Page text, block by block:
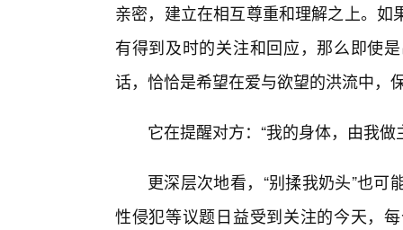
亲密，建立在相互尊重和理解之上。
有得到及时的关注和回应，那么即使
话，恰恰是希望在爱与欲望的洪流中，
它在提醒对方：“我的身体，由我
更深层次地看，“别揉我奶头”也
性侵犯等议题日益受到关注的今天，